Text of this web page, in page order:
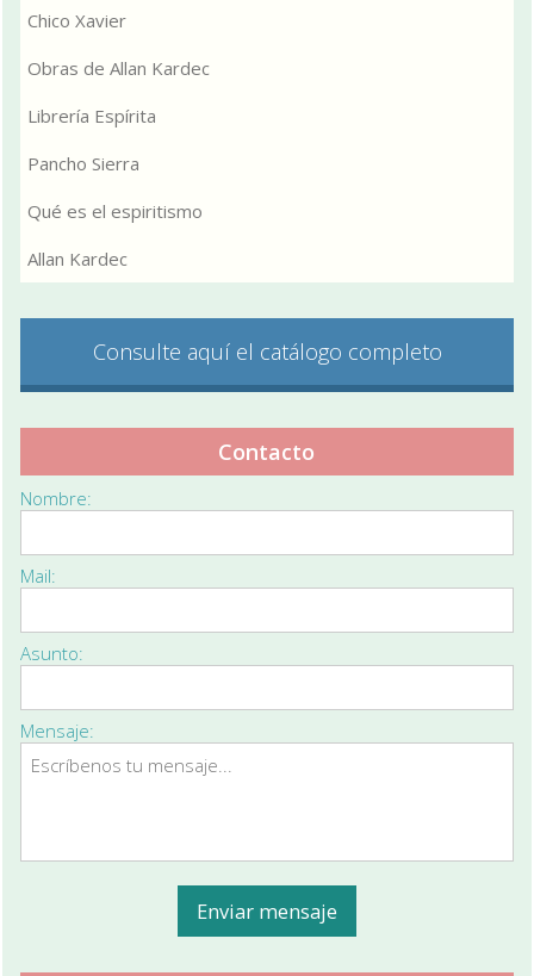
Chico Xavier
Obras de Allan Kardec
Librería Espírita
Pancho Sierra
Qué es el espiritismo
Allan Kardec
Consulte aquí el catálogo completo
Contacto
Nombre:
Mail:
Asunto:
Mensaje: